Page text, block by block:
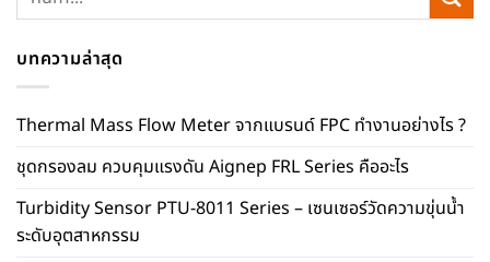
บทความล่าสุด
Thermal Mass Flow Meter จากแบรนด์ FPC ทำงานอย่างไร ?
ชุดกรองลม ควบคุมแรงดัน Aignep FRL Series คืออะไร
Turbidity Sensor PTU-8011 Series – เซนเซอร์วัดความขุ่นน้ำ
ระดับอุตสาหกรรม